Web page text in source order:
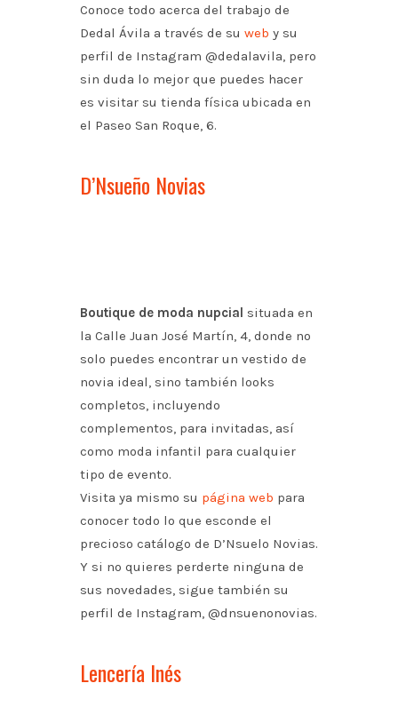
Conoce todo acerca del trabajo de
Dedal Ávila a través de su web y su
perfil de Instagram @dedalavila, pero
sin duda lo mejor que puedes hacer
es visitar su tienda física ubicada en
el Paseo San Roque, 6.
D’Nsueño Novias
Boutique de moda nupcial situada en
la Calle Juan José Martín, 4, donde no
solo puedes encontrar un vestido de
novia ideal, sino también looks
completos, incluyendo
complementos, para invitadas, así
como moda infantil para cualquier
tipo de evento.
Visita ya mismo su página web para
conocer todo lo que esconde el
precioso catálogo de D’Nsuelo Novias.
Y si no quieres perderte ninguna de
sus novedades, sigue también su
perfil de Instagram, @dnsuenonovias.
Lencería Inés